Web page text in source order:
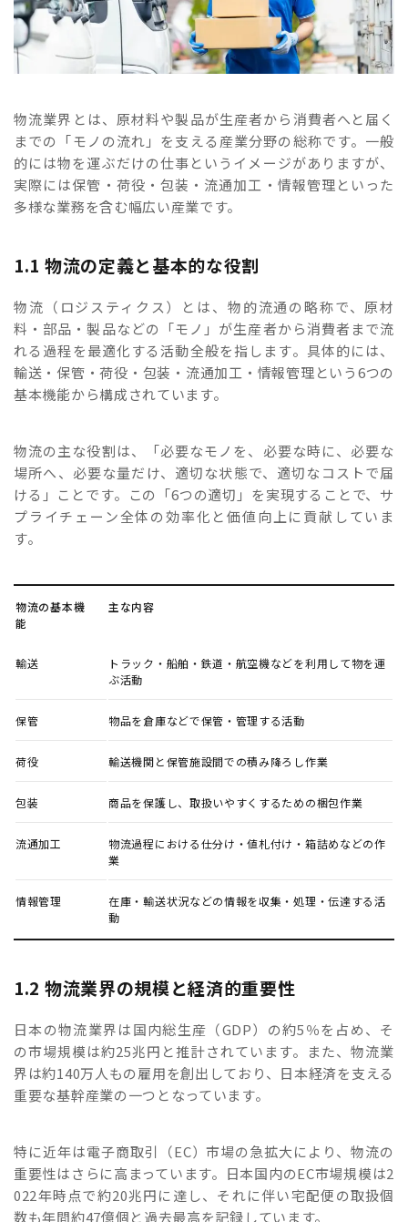
物流業界とは、原材料や製品が生産者から消費者へと届く
までの「モノの流れ」を支える産業分野の総称です。一般
的には物を運ぶだけの仕事というイメージがありますが、
実際には保管・荷役・包装・流通加工・情報管理といった
多様な業務を含む幅広い産業です。
1.1 物流の定義と基本的な役割
物流（ロジスティクス）とは、物的流通の略称で、原材
料・部品・製品などの「モノ」が生産者から消費者まで流
れる過程を最適化する活動全般を指します。具体的には、
輸送・保管・荷役・包装・流通加工・情報管理という6つの
基本機能から構成されています。
物流の主な役割は、「必要なモノを、必要な時に、必要な
場所へ、必要な量だけ、適切な状態で、適切なコストで届
ける」ことです。この「6つの適切」を実現することで、サ
プライチェーン全体の効率化と価値向上に貢献していま
す。
物流の基本機
能
主な内容
輸送
トラック・船舶・鉄道・航空機などを利用して物を運
ぶ活動
保管 物品を倉庫などで保管・管理する活動
荷役 輸送機関と保管施設間での積み降ろし作業
包装 商品を保護し、取扱いやすくするための梱包作業
流通加工
物流過程における仕分け・値札付け・箱詰めなどの作
業
情報管理
在庫・輸送状況などの情報を収集・処理・伝達する活
動
1.2 物流業界の規模と経済的重要性
日本の物流業界は国内総生産（GDP）の約5％を占め、そ
の市場規模は約25兆円と推計されています。また、物流業
界は約140万人もの雇用を創出しており、日本経済を支える
重要な基幹産業の一つとなっています。
特に近年は電子商取引（EC）市場の急拡大により、物流の
重要性はさらに高まっています。日本国内のEC市場規模は2
022年時点で約20兆円に達し、それに伴い宅配便の取扱個
数も年間約47億個と過去最高を記録しています。